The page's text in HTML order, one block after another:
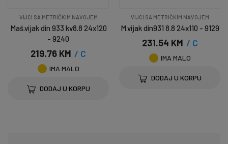
VIJCI SA METRIČKIM NAVOJEM
Maš.vijak din 933 kv8.8 24x120
- 9240
219.76 KM / C
IMA MALO
DODAJ U KORPU
VIJCI SA METRIČKIM NAVOJEM
M.vijak din931 8.8 24x110 - 9129
231.54 KM / C
IMA MALO
DODAJ U KORPU